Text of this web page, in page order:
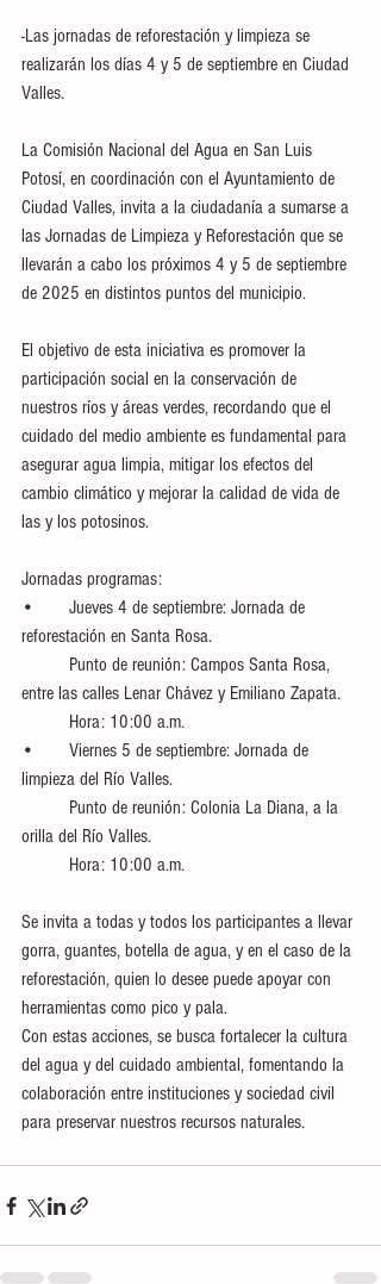
-Las jornadas de reforestación y limpieza se
realizarán los días 4 y 5 de septiembre en Ciudad
Valles.
La Comisión Nacional del Agua en San Luis
Potosí, en coordinación con el Ayuntamiento de
Ciudad Valles, invita a la ciudadanía a sumarse a
las Jornadas de Limpieza y Reforestación que se
llevarán a cabo los próximos 4 y 5 de septiembre
de 2025 en distintos puntos del municipio.
El objetivo de esta iniciativa es promover la
participación social en la conservación de
nuestros ríos y áreas verdes, recordando que el
cuidado del medio ambiente es fundamental para
asegurar agua limpia, mitigar los efectos del
cambio climático y mejorar la calidad de vida de
las y los potosinos.
Jornadas programas:
•	Jueves 4 de septiembre: Jornada de
reforestación en Santa Rosa.
entre las calles Lenar Chávez y Emiliano Zapata.
	Hora: 10:00 a.m.
•	Viernes 5 de septiembre: Jornada de
limpieza del Río Valles.
orilla del Río Valles.
	Hora: 10:00 a.m.
Se invita a todas y todos los participantes a llevar
gorra, guantes, botella de agua, y en el caso de la
reforestación, quien lo desee puede apoyar con
herramientas como pico y pala.
Con estas acciones, se busca fortalecer la cultura
del agua y del cuidado ambiental, fomentando la
colaboración entre instituciones y sociedad civil
para preservar nuestros recursos naturales.